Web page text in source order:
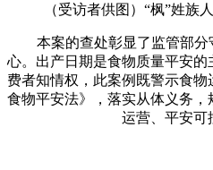
（受访者供图）“枫”姓族
本案的查处彰显了监管部分
心。出产日期是食物质量平安
费者知情权，此案例既警示食
食物平安法》，落实从体义务
运营、平安可